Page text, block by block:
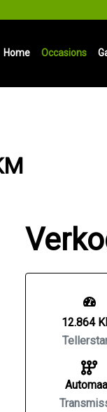
Home Occasions
12.864